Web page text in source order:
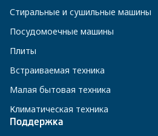
Стиральные и сушильные машины
Посудомоечные машины
Плиты
Встраиваемая техника
Малая бытовая техника
Климатическая техника
Поддержка